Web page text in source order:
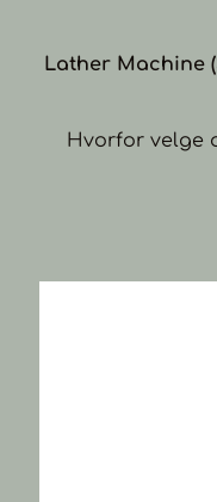
Lather Machine
Hvorfor velge